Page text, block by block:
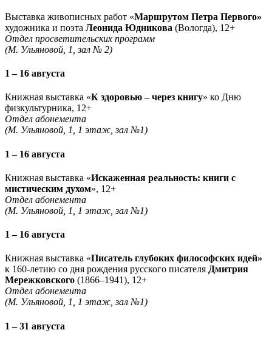
Выставка живописных работ «Маршрутом Петра Первого»
художника и поэта Леонида Юдникова (Вологда), 12+
Отдел просветительских программ
(М. Ульяновой, 1, зал № 2)
1 – 16 августа
Книжная выставка «К здоровью – через книгу» ко Дню
физкультурника, 12+
Отдел абонемента
(М. Ульяновой, 1, 1 этаж, зал №1)
1 – 16 августа
Книжная выставка «Искаженная реальность: книги с
мистическим духом», 12+
Отдел абонемента
(М. Ульяновой, 1, 1 этаж, зал №1)
1 – 16 августа
Книжная выставка «Писатель глубоких философских идей»
к 160-летию со дня рождения русского писателя Дмитрия
Мережковского (1866–1941), 12+
Отдел абонемента
(М. Ульяновой, 1, 1 этаж, зал №1)
1 – 31 августа